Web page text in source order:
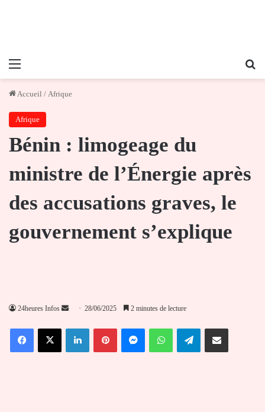
Menu
Accueil / Afrique
Afrique
Bénin : limogeage du
ministre de l’Énergie après
des accusations graves, le
gouvernement s’explique
24heures Infos
Envoyer
courriel
28/06/2025 2 minutes de lecture
FacebookX LinkedinPinterestMessengerWhatsAppTelegramPartager par email